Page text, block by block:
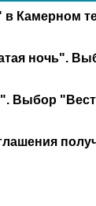
в Камерном
ночь".
Выбор